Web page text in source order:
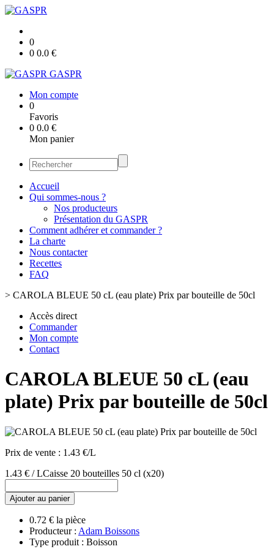
0
0 0.0 €
GASPR
Mon compte
0
Favoris
0 0.0 €
Mon panier
Accueil
Qui sommes-nous ?
Nos producteurs
Présentation du GASPR
Comment adhérer et commander ?
La charte
Nous contacter
Recettes
FAQ
> CAROLA BLEUE 50 cL (eau plate) Prix par bouteille de 50cl
Accès direct
Commander
Mon compte
Contact
CAROLA BLEUE 50 cL (eau
plate) Prix par bouteille de 50cl
Prix de vente : 1.43 €/L
1.43 € / LCaisse 20 bouteilles 50 cl (x20)
Ajouter au panier
0.72 € la pièce
Producteur : Adam Boissons
Type produit : Boisson